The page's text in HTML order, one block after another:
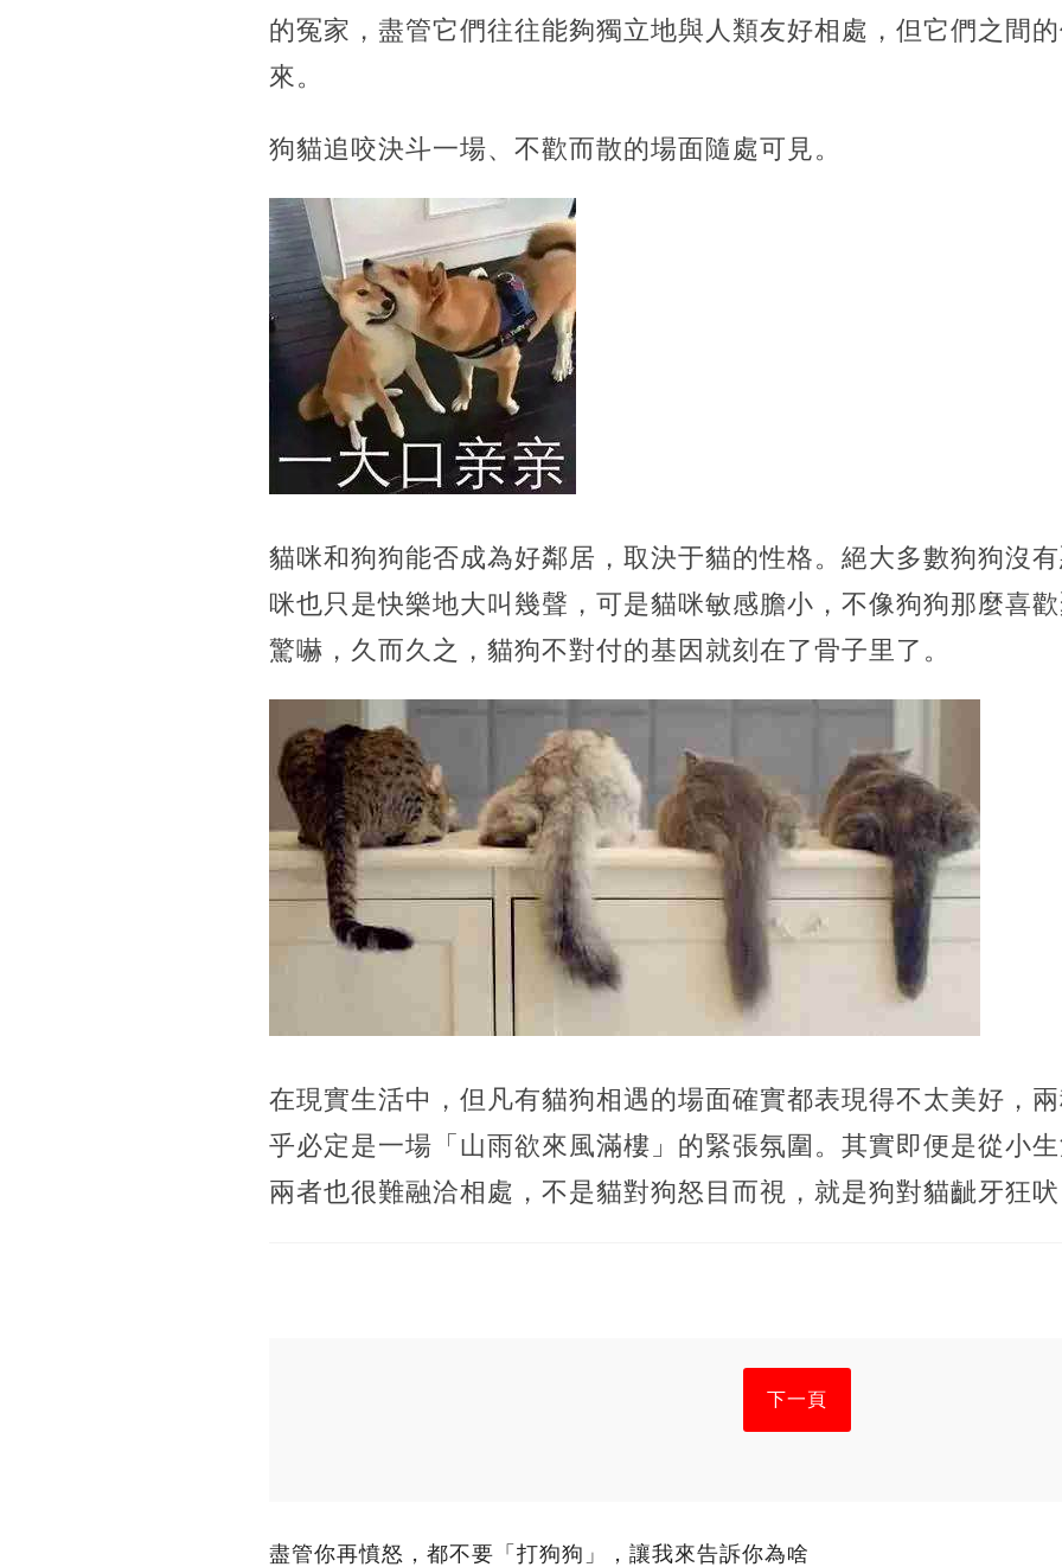
的冤家，盡管它們往往能夠獨立地與人類友好相處，但它們之間
來。
狗貓追咬決斗一場、不歡而散的場面隨處可見。
貓咪和狗狗能否成為好鄰居，取決于貓的性格。絕大多數狗狗沒
咪也只是快樂地大叫幾聲，可是貓咪敏感膽小，不像狗狗那麼喜
驚嚇，久而久之，貓狗不對付的基因就刻在了骨子里了。
在現實生活中，但凡有貓狗相遇的場面確實都表現得不太美好，
乎必定是一場「山雨欲來風滿樓」的緊張氛圍。其實即便是從小
兩者也很難融洽相處，不是貓對狗怒目而視，就是狗對貓齜牙狂
下一頁
盡管你再憤怒，都不要「打狗狗」，讓我來告訴你為啥